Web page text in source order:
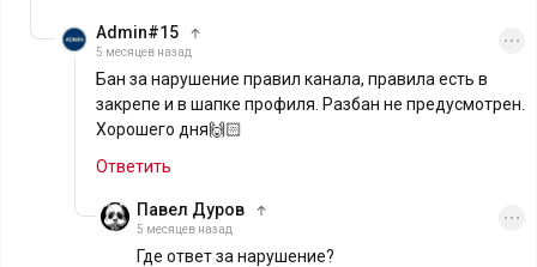
Admin#15
5 месяцев назад
Бан за нарушение правил канала, правила есть в
закрепе и в шапке профиля. Разбан не предусмотрен.
Хорошего дня🙌🏻
Ответить
Павел Дуров
5 месяцев назад
Где ответ за нарушение?